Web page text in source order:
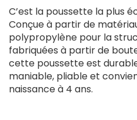
C’est la poussette la plus
Conçue à partir de
polypropylène pour la
fabriquées à partir de
cette poussette est
maniable, pliable et
naissance à 4 ans.